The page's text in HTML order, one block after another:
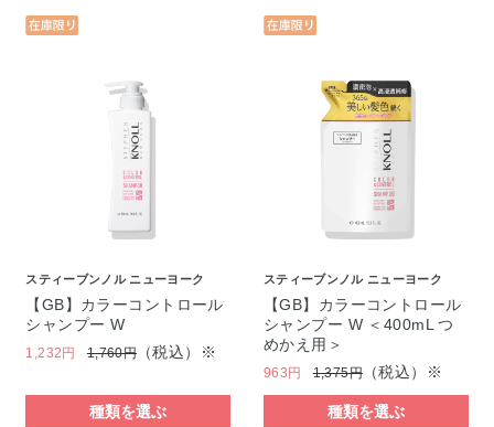
スティーブンノル ニューヨーク
【GB】カラーコントロール
シャンプー W
1,232円 1,760円 （税込）※
種類を選ぶ
スティーブンノル ニューヨーク
【GB】カラーコントロール
シャンプー W ＜400mL つ
めかえ用＞
963円 1,375円（税込）※
種類を選ぶ